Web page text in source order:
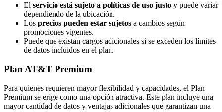
El servicio está sujeto a políticas de uso justo y puede variar
dependiendo de la ubicación.
Los precios pueden estar sujetos a cambios según
promociones vigentes.
Puede que existan cargos adicionales si se exceden los límites
de datos incluidos en el plan.
Plan AT&T Premium
Para quienes requieren mayor flexibilidad y capacidades, el Plan
Premium se erige como una opción atractiva. Este plan incluye una
mayor cantidad de datos y ventajas adicionales que garantizan una